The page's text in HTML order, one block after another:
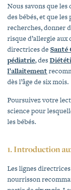
Nous savons que
des bébés, et que
recherches, donner
risque d’allergie
directrices deSanté
pédiatrie, des
l’allaitement
dès l’âge de six mois.
Poursuivez votre
science pour
les bébés.
1. Introduction
Les lignes
nourrisson